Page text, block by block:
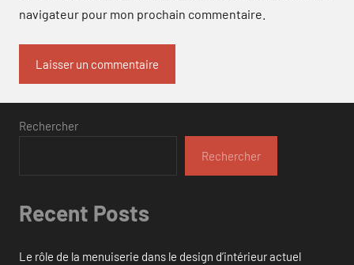
navigateur pour mon prochain commentaire.
Rechercher
Rechercher
Recent Posts
Le rôle de la menuiserie dans le design d’intérieur actuel